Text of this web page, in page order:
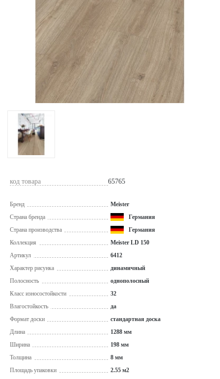
код товара 65765
Бренд
Meister
Страна бренда
Германия
Страна производства
Германия
Коллекция
Meister LD 150
Артикул
6412
Характер рисунка
динамичный
Полосность
однополосный
Класс износостойкости
32
Влагостойкость
да
Формат доски
стандартная доска
Длина
1288 мм
Ширина
198 мм
Толщина
8 мм
Площадь упаковки
2.55 м2